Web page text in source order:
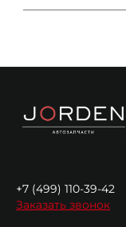
+7 (499) 110-39-42
Заказать звонок